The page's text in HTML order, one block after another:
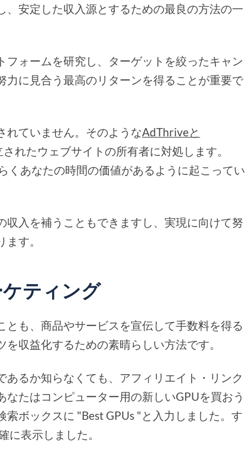
安定した収入源とするための最良の方法の一
フォームを研究し、ターゲットを絞ったキャン
に見合う最高のリターンを得ることが重要で
れていません。そのようなAdThriveと
れたウェブサイトの所有者に対処します。
くあなたの時間の価値があるように起こってい
入を補うこともできますし、実現に向けて努
す。
ティング
も、商品やサービスを宣伝して手数料を得る
収益化するための素晴らしい方法です。
るか知らなくても、アフィリエイト・リンク
たはコンピューター用の新しいGPUを買おう
ボックスに "Best GPUs "と入力しました。す
に表示しました。